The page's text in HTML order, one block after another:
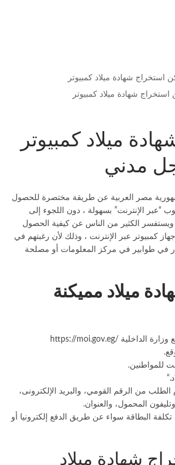
استخراج شهادة ميلاد كمبيوتر
ميلاد كمبيوتر
مدني
مصر العربية عن طريقة مختصرة للحصول
“عبر الإنترنت” بسهولة ، دون اللجوء إلى
الكثير من الناس عن كيفية الحصول
كمبيوتر عبر الإنترنت ، وذلك لأن رغبتهم في
في طوابير في مركز المعلومات أو مصلحة
ميلاد مميكنة
الداخلية https://moi.gov.eg/
.
للمواطنين.
“.
الطلب من الرقم القومي، والبريد الإلكترونى،
المحمول، والعنوان.
تكلفة البطاقة سواء عن طريق الدفع إلكترونيا أو
شهادة ميلاد